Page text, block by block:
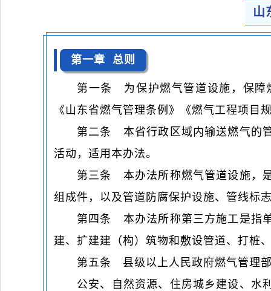
山
第一章 总则
第一条 为保护燃气管道设施，保障
《山东省燃气管理条例》《燃气工程项目
第二条 本省行政区域内输送燃气的
活动，适用本办法。
第三条 本办法所称燃气管道设施，
组成件，以及管道防腐保护设施、管线标
第四条 本办法所称第三方施工是指
建、扩建建（构）筑物和敷设管道、打桩
第五条 县级以上人民政府燃气管理
公安、自然资源、住房城乡建设、水